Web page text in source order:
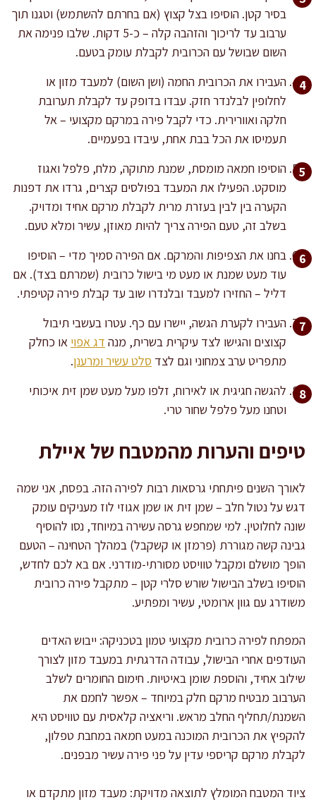
בסיר קטן. הוסיפו בצל קצוץ (אם בחרתם להשתמש) וטגנו תוך
ערבוב עד לריכוך והזהבה קלה – כ-5 דקות. שלבו פנימה את
השום שבושל עם הכרובית לקבלת עומק בטעם.
העבירו את הכרובית החמה (ושן השום) למעבד מזון או
לחלופין לבלנדר חזק. עבדו בדופק עד לקבלת תערובת
חלקה ואוורירית. כדי לקבל פירה במרקם מקצועי – אל
תעמיסו את הכל בבת אחת, עיבדו בפעמיים.
הוסיפו חמאה מומסת, שמנת מתוקה, מלח, פלפל ואגוז
מוסקט. הפעילו את המעבד בפולסים קצרים, גרדו את דפנות
הקערה בין לבין בעזרת מרית לקבלת מרקם אחיד ומדויק.
בשלב זה, טעם הפירה צריך להיות מאוזן, עשיר ומלא טעם.
בחנו את הצפיפות והמרקם. אם הפירה סמיך מדי – הוסיפו
עוד מעט שמנת או מעט מי בישול כרובית (שמרתם בצד). אם
דליל – החזירו למעבד ובלנדרו שוב עד קבלת פירה קטיפתי.
העבירו לקערת הגשה, יישרו עם כף. עטרו בעשבי תיבול
קצוצים והגישו לצד עיקרית בשרית, מנה דג אפוי או כחלק
מתפריט ערב צמחוני וגם לצד סלט עשיר ומרענן.
להגשה חגיגית או לאירוח, זלפו מעל מעט שמן זית איכותי
וטחנו מעל פלפל שחור טרי.
טיפים והערות מהמטבח של איילת
לאורך השנים פיתחתי גרסאות רבות לפירה הזה. בפסח, אני שמה
דגש על נטול חלב – שמן זית או שמן אגוזי לוז מעניקים עומק
שונה לחלוטין. למי שמחפש גרסה עשירה במיוחד, נסו להוסיף
גבינה קשה מגוררת (פרמזן או קשקבל) במהלך הטחינה – הטעם
הופך מושלם ומקבל טוויסט מסורתי-מודרני. אם בא לכם לחדש,
הוסיפו בשלב הבישול שורש סלרי קטן – מתקבל פירה כרובית
משודרג עם גוון ארומטי, עשיר ומפתיע.
המפתח לפירה כרובית מקצועי טמון בטכניקה: ייבוש האדים
העודפים אחרי הבישול, עבודה הדרגתית במעבד מזון לצורך
שילוב אחיד, והוספת שומן באיטיות. חימום החומרים לשלב
הערבוב מבטיח מרקם חלק במיוחד – אפשר לחמם את
השמנת/תחליף החלב מראש. וריאציה קלאסית עם טוויסט היא
להקפיץ את הכרובית המוכנה במעט חמאה במחבת טפלון,
לקבלת מרקם קריספי עדין על פני פירה עשיר מבפנים.
ציוד המטבח המומלץ לתוצאה מדויקת: מעבד מזון מתקדם או